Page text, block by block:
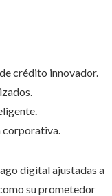
crédito innovador.
corporativa.
digital ajustadas a
su prometedor